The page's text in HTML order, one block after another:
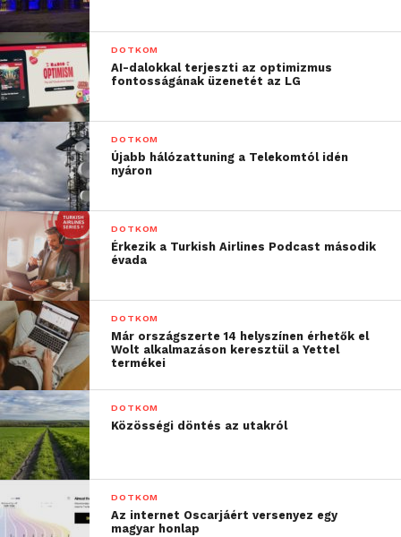
DOTKOM
AI-dalokkal terjeszti az optimizmus
fontosságának üzenetét az LG
DOTKOM
Újabb hálózattuning a Telekomtól idén
nyáron
DOTKOM
Érkezik a Turkish Airlines Podcast második
évada
DOTKOM
Már országszerte 14 helyszínen érhetők el
Wolt alkalmazáson keresztül a Yettel
termékei
DOTKOM
Közösségi döntés az utakról
DOTKOM
Az internet Oscarjáért versenyez egy
magyar honlap